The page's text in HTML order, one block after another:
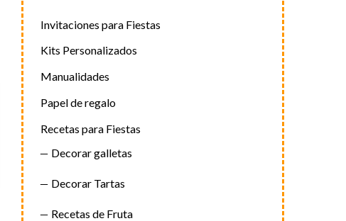
Invitaciones para Fiestas
Kits Personalizados
Manualidades
Papel de regalo
Recetas para Fiestas
Decorar galletas
Decorar Tartas
Recetas de Fruta